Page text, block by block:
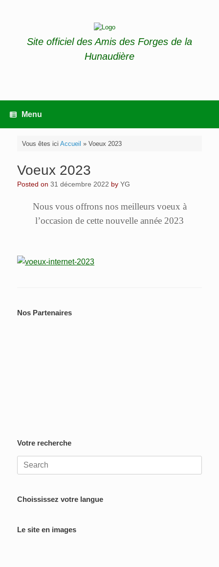
Site officiel des Amis des Forges de la
Hunaudière
Menu
Vous êtes ici Accueil » Voeux 2023
Voeux 2023
Posted on 31 décembre 2022 by YG
Nous vous offrons nos meilleurs voeux à
l’occasion de cette nouvelle année 2023
Nos Partenaires
Votre recherche
Search
for:
Choississez votre langue
Le site en images